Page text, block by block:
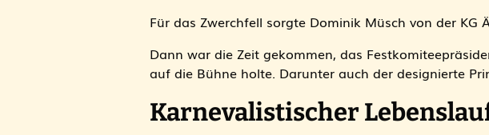
Für das Zwerchfell sorgte Dominik Müsch von der KG
Dann war die Zeit gekommen, das
auf die Bühne holte. Darunter auch der designierte
Karnevalistischer